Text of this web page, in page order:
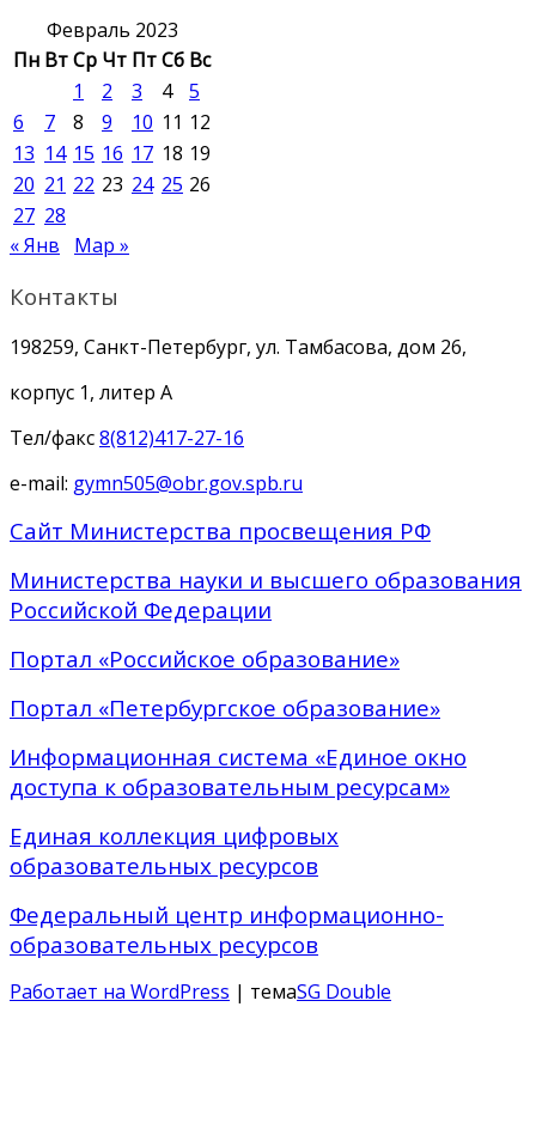
Февраль 2023
Пн ВтСр Чт ПтСб Вс
1
2 3 4
5
6
7 8 9 10 11 12
13 14 15 16 17 18 19
20 21 22 23 24 25 26
27 28
« Янв
Мар »
Контакты
198259, Санкт-Петербург, ул. Тамбасова, дом 26,
корпус 1, литер А
Тел/факс8(812)417-27-16
e-mail: gymn505@obr.gov.spb.ru
Сайт Министерства просвещения РФ
Министерства науки и высшего образования
Российской Федерации
Портал «Российское образование»
Портал «Петербургское образование»
Информационная система «Единое окно
доступа к образовательным ресурсам»
Единая коллекция цифровых
образовательных ресурсов
Федеральный центр информационно-
образовательных ресурсов
Работает на WordPress | темаSG Double